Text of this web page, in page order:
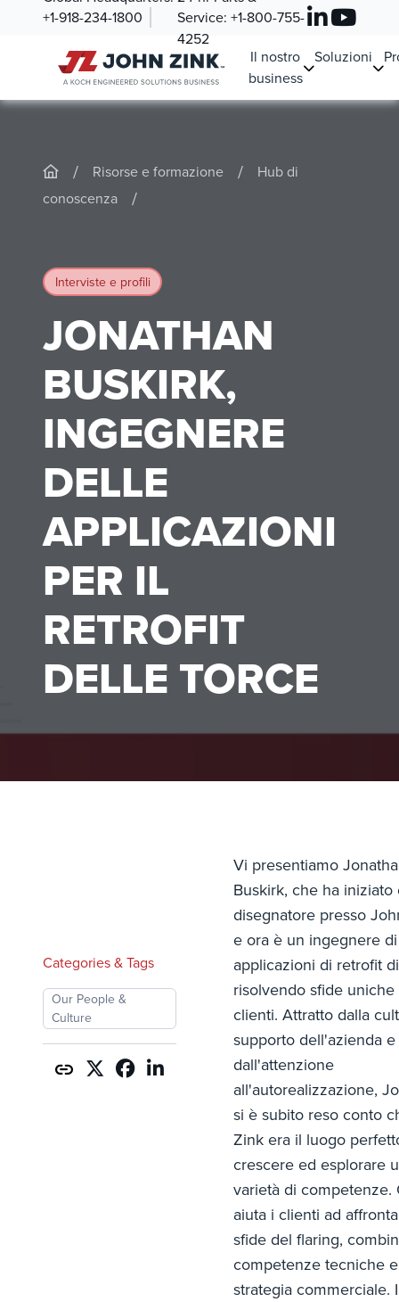
+1-918-234-1800
Service: +1-800-755-
4252
Il nostro
business
Soluzioni
/ Risorse e formazione /
Hub di
conoscenza
/
Interviste e profili
JONATHAN
BUSKIRK,
INGEGNERE
DELLE
APPLICAZIONI
PER IL
RETROFIT
DELLE TORCE
Categories & Tags
Our People &
Culture
Vi presentiamo
Buskirk, che ha iniziato
disegnatore presso
e ora è un ingegnere di
applicazioni di retrofit
risolvendo sfide
clienti. Attratto dalla
supporto dell'azienda e
dall'attenzione
all'autorealizzazione,
si è subito reso conto
Zink era il luogo
crescere ed esplorare
varietà di competenze.
aiuta i clienti ad
sfide del flaring,
competenze tecniche e
strategia commerciale.